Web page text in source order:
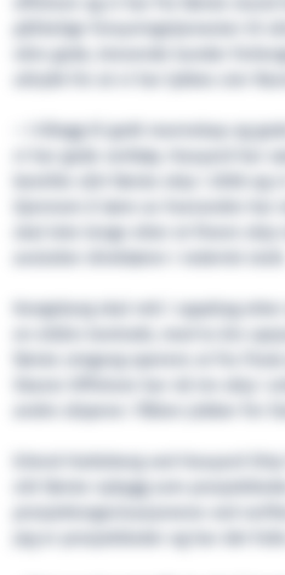
pålitelige forsyningstjenester til
våre gode, krevende kunder
– I tillegg til godt mannskap og
vi har gode verktøy. Havyard har
bestilte vårt første skip i 2006 og
skal lete lenge etter et finere skip
Kongsborg skal rett i oppdrag
en ettårs kontrakt, med to års
første omgang operere ut fra
Skansi Offshore har nå tre skip i
andre skipene i flåten jobber for
Erlend Hatleberg ved Havyard
sitt første nybygg som
prosjektorganisasjonene ved
jeg er prosjektleder og har det